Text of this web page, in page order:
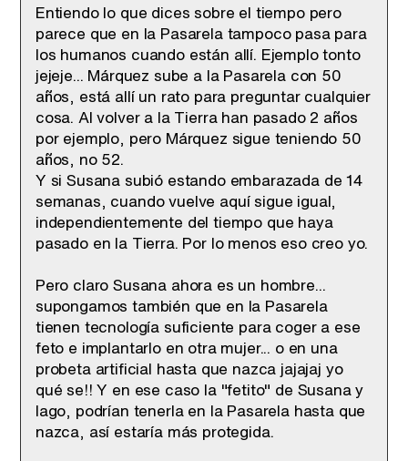
Entiendo lo que dices sobre el tiempo pero
parece que en la Pasarela tampoco pasa para
los humanos cuando están allí. Ejemplo tonto
jejeje... Márquez sube a la Pasarela con 50
años, está allí un rato para preguntar cualquier
cosa. Al volver a la Tierra han pasado 2 años
por ejemplo, pero Márquez sigue teniendo 50
años, no 52.
Y si Susana subió estando embarazada de 14
semanas, cuando vuelve aquí sigue igual,
independientemente del tiempo que haya
pasado en la Tierra. Por lo menos eso creo yo.
Pero claro Susana ahora es un hombre...
supongamos también que en la Pasarela
tienen tecnología suficiente para coger a ese
feto e implantarlo en otra mujer... o en una
probeta artificial hasta que nazca jajajaj yo
qué se!! Y en ese caso la "fetito" de Susana y
Iago, podrían tenerla en la Pasarela hasta que
nazca, así estaría más protegida.